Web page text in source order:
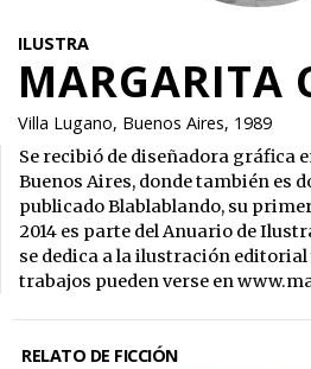
ILUSTRA
MARGARITA
Villa Lugano, Buenos Aires, 1989
Se recibió de diseñadora gráfica
Buenos Aires, donde también es
publicado Blablablando, su
2014 es parte del Anuario de
se dedica a la ilustración
trabajos pueden verse en
RELATO DE FICCIÓN